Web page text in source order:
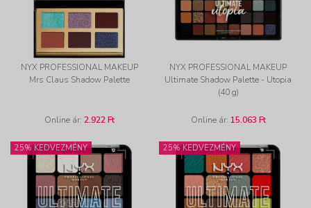
NYX PROFESSIONAL MAKEUP
Mrs Claus Shadow Palette
Online ár: 2.922 Ft
NYX PROFESSIONAL MAKEUP
Ultimate Shadow Palette - Utopia
(40 g)
Online ár: 15.063 Ft
25% KEDVEZMÉNY 25% KEDVEZMÉNY